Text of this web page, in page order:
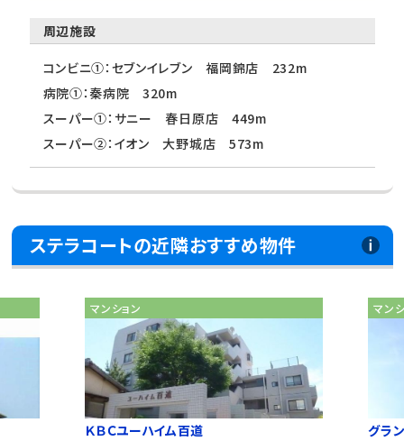
周辺施設
コンビニ①：セブンイレブン 福岡錦店 232m
病院①：秦病院 320m
スーパー①：サニー 春日原店 449m
スーパー②：イオン 大野城店 573m
ステラコートの近隣おすすめ物件
マンション
ＫＢＣユーハイム百道
マンショ
グラン